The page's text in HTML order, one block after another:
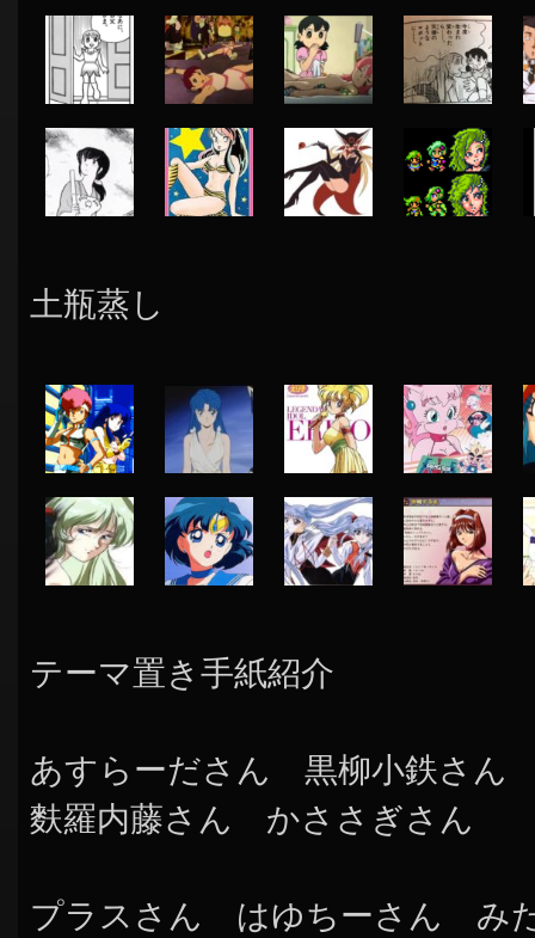
土瓶蒸し
テーマ置き手紙紹介
あすらーださん 黒柳小鉄さ
麩羅内藤さん かささぎさん
プラスさん はゆちーさん み